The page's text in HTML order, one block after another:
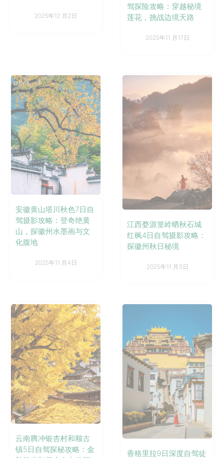
2025年12 月2日
驾探险攻略：穿越秘境
莲花，挑战边境天路
2025年11 月17日
安徽黄山塔川秋色7日自
驾摄影攻略：登奇绝黄
山，探徽州水墨画与文
化腹地
2025年11 月4日
江西婺源篁岭晒秋石城
红枫4日自驾摄影攻略：
探徽州秋日秘境
2025年11 月3日
云南腾冲银杏村和顺古
镇5日自驾探秘攻略：金
香格里拉9日深度自驾徒